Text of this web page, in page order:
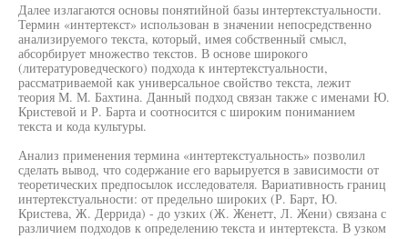
Далее излагаются основы понятийной базы интертекстуальности.
Термин «интертекст» использован в значении непосредственно
анализируемого текста, который, имея собственный смысл,
абсорбирует множество текстов. В основе широкого
(литературоведческого) подхода к интертекстуальности,
рассматриваемой как универсальное свойство текста, лежит
теория М. М. Бахтина. Данный подход связан также с именами Ю.
Кристевой и Р. Барта и соотносится с широким пониманием
текста и кода культуры.
Анализ применения термина «интертекстуальность» позволил
сделать вывод, что содержание его варьируется в зависимости от
теоретических предпосылок исследователя. Вариативность границ
интертекстуальности: от предельно широких (Р. Барт, Ю.
Кристева, Ж. Деррида) - до узких (Ж. Женетт, Л. Жени) связана с
различием подходов к определению текста и интертекста. В узком